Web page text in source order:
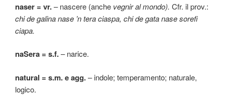
naser = vr.– nascere (anche vegnir al mondo). Cfr. il prov.:
chi de galina nase ’n tera ciaspa, chi de gata nase sorefi
ciapa.
naSera = s.f.– narice.
natural = s.m.e agg.– indole; temperamento; naturale,
logico.